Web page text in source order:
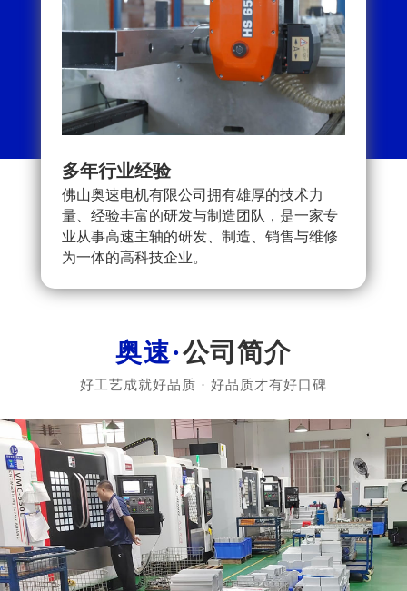
多年行业经验
佛山奥速电机有限公司拥有雄厚的技术力
量、经验丰富的研发与制造团队，是一家专
业从事高速主轴的研发、制造、销售与维修
为一体的高科技企业。
公司简介